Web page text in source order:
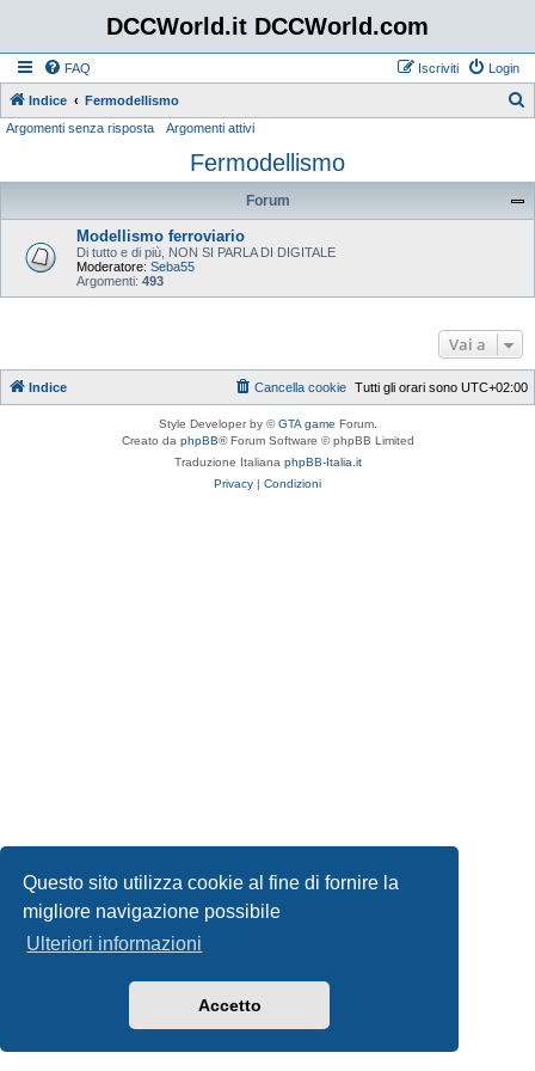
Questo sito utilizza cookie al fine di fornire la
migliore navigazione possibile
Ulteriori informazioni
Accetto
DCCWorld.it DCCWorld.com
FAQ Login
Iscriviti
Indice Fermodellismo
c
Argomenti senza risposta Argomenti attivi
Fermodellismo
Forum
Modellismo ferroviario
Di tutto e di più, NON SI PARLA DI DIGITALE
Moderatore: Seba55
Argomenti: 493
Vai a
Indice Tutti gli orari sono UTC+02:00
Cancella cookie
Style Developer by ©GTA game Forum.
Creato da phpBB® Forum Software © phpBB Limited
Traduzione Italiana phpBB-Italia.it
Privacy | Condizioni